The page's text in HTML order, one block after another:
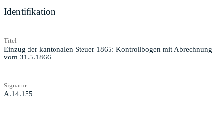
Identifikation
Titel
Einzug der kantonalen Steuer 1865: Kontrollbogen mit Abrechnung
vom 31.5.1866
Signatur
A.14.155